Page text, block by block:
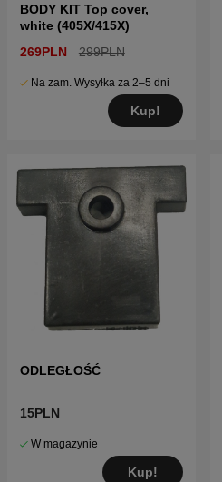
BODY KIT Top cover,
white (405X/415X)
269PLN
299PLN
Na zam. Wysyłka za 2–5 dni
Kup!
ODLEGŁOŚĆ
15PLN
W magazynie
Kup!